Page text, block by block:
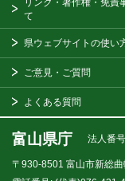
て
県ウェブサイトの使い
ご意見・ご質問
よくある質問
富山県庁 法人番
〒930-8501 富山市新総